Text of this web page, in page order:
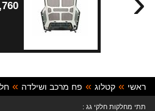
₪
ראשי קטלוג פח מרכב ושילדה
תתי מחלקות חלקי גג :